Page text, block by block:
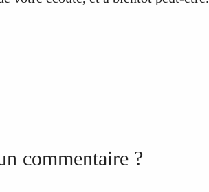
commentaire ?